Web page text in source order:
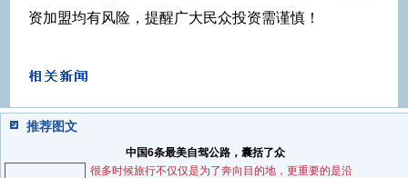
资加盟均有风险，提醒广大民众投资需谨慎！
推荐图文
中国6条最美自驾公路，囊括了众
很多时候旅行不仅仅是为了奔向目的地，更重要的是沿